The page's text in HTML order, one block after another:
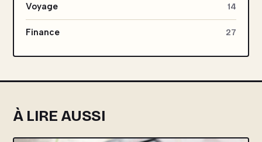
Voyage 14
Finance 27
À LIRE AUSSI